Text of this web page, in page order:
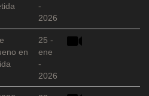
-
2026
en
25 -
ene
-
2026